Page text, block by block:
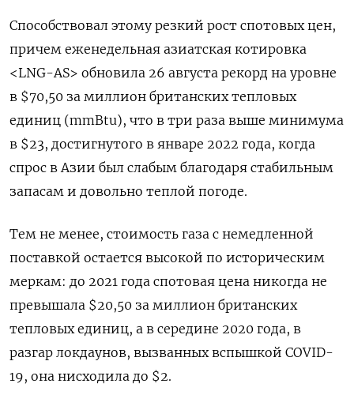
Способствовал этому резкий рост спотовых цен,
причем еженедельная азиатская котировка
<LNG-AS> обновила 26 августа рекорд на уровне
в $70,50 за миллион британских тепловых
единиц (mmBtu), что в три раза выше минимума
в $23, достигнутого в январе 2022 года, когда
спрос в Азии был слабым благодаря стабильным
запасам и довольно теплой погоде.
Тем не менее, стоимость газа с немедленной
поставкой остается высокой по историческим
меркам: до 2021 года спотовая цена никогда не
превышала $20,50 за миллион британских
тепловых единиц, а в середине 2020 года, в
разгар локдаунов, вызванных вспышкой COVID-
19, она нисходила до $2.